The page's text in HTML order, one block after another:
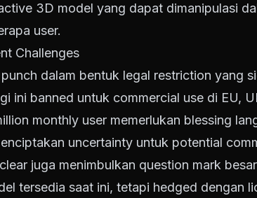
3D model yang dapat dimanipulasi
user.
Challenges
dalam bentuk legal restriction yang
ini banned untuk commercial use di EU,
monthly user memerlukan blessing
uncertainty untuk potential
juga menimbulkan question mark
tersedia saat ini, tetapi hedged dengan